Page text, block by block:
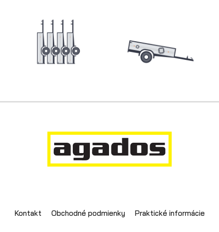
Kontakt Obchodné podmienky Praktické informácie